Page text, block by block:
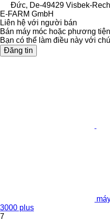
Đức, De-49429 Visbek-
E-FARM GmbH
Liên hệ với người bán
Bán máy móc hoặc phương
Bạn có thể làm điều này với
Đăng tin
3000 plus
7